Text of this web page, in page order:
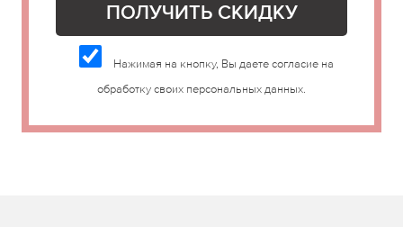
Нажимая на кнопку, Вы даете согласие на
обработку своих персональных данных.